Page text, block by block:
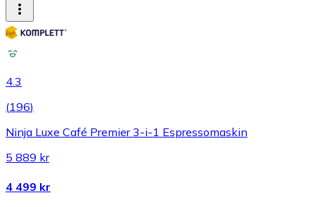
4.3
(196)
Ninja Luxe Café Premier 3-i-1 Espressomaskin
5 889 kr
4 499 kr